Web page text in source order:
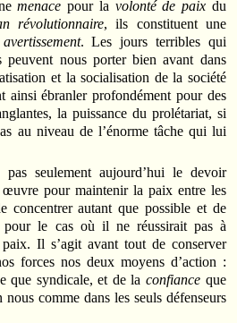
menace pour la volonté de paixdu
révolutionnaire, ils constituent une
avertissement. Les jours terribles qui
peuvent nous porter bien avant dans
et la socialisation de la société
ainsi ébranler profondément pour des
la puissance du prolétariat, si
au niveau de l’énorme tâche qui lui
seulement aujourd’hui le devoir
œuvre pour maintenir la paix entre les
concentrer autant que possible et de
pour le cas où il ne réussirait pas à
Il s’agit avant tout de conserver
forces nos deux moyens d’action :
que syndicale, et de laconfiance que
comme dans les seuls défenseurs